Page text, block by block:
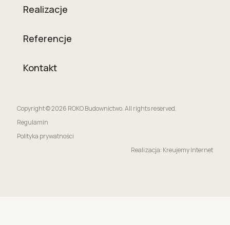
Realizacje
Referencje
Kontakt
Copyright © 2026 ROKO Budownictwo. All rights reserved.
Regulamin
Polityka prywatności
Realizacja: Kreujemy Internet